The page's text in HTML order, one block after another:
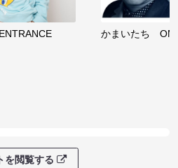
かまいたち
を閲覧する